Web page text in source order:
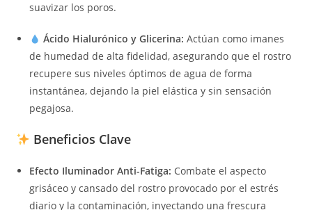
suavizar los poros.
Ácido Hialurónico y Glicerina: Actúan como imanes
de humedad de alta fidelidad, asegurando que el rostro
recupere sus niveles óptimos de agua de forma
instantánea, dejando la piel elástica y sin sensación
pegajosa.
Beneficios Clave
Efecto Iluminador Anti-Fatiga: Combate el aspecto
grisáceo y cansado del rostro provocado por el estrés
diario y la contaminación, inyectando una frescura